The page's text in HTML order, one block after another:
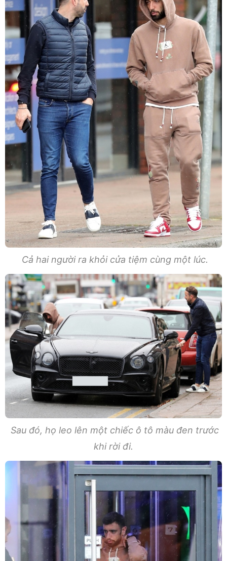
Cả hai người ra khỏi cửa tiệm cùng một lúc.
Sau đó, họ leo lên một chiếc ô tô màu đen trước
khi rời đi.